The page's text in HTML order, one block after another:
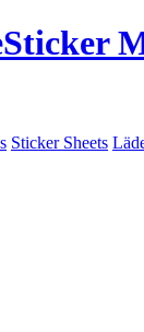
Sticker
Sticker Sheets